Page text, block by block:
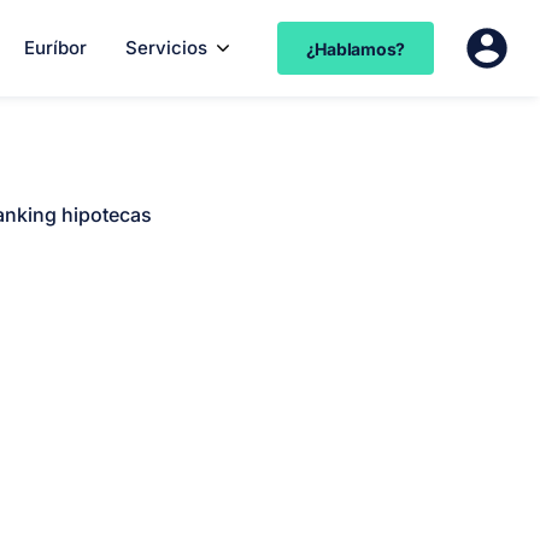
Euríbor Servicios ¿Hablamos?
hipotecas